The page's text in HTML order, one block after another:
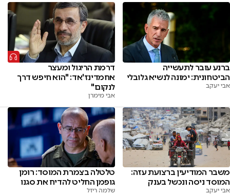
ברנע עובר לתעשייה
הביטחונית: ימונה לנשיא גלובלי
אבי יעקב
דרמת הריגול ומעצר
אחמדינז'אד: "הוא חיפש דרך
לנקום"
אבי מימרן
משבר המודיעין ברצועת עזה:
המוסד ניסה ונכשל בענק
אבי יעקב
טלטלה בצמרת המוסד: רומן
גופמן החליט להדיח את סגנו
שלמה ריזל